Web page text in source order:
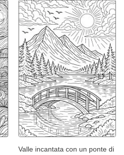
Valle incantata con un ponte di